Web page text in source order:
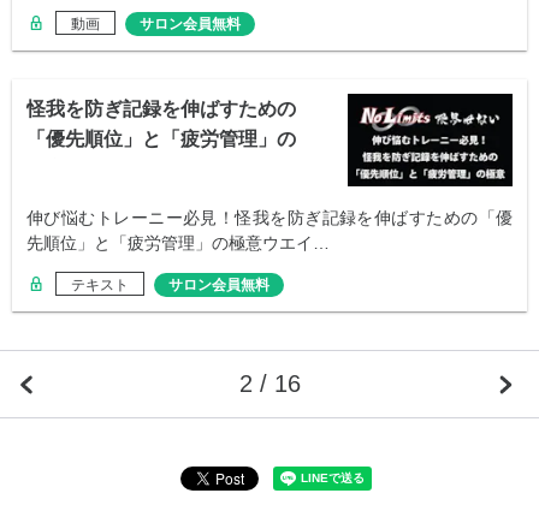
動画 サロン会員無料
怪我を防ぎ記録を伸ばすための
「優先順位」と「疲労管理」の
伸び悩むトレーニー必見！怪我を防ぎ記録を伸ばすための「優
先順位」と「疲労管理」の極意ウエイ…
テキスト サロン会員無料
2 / 16